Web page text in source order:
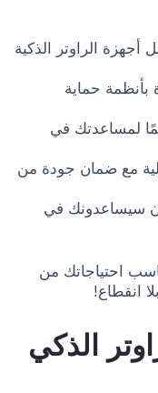
أجهزة الراوتر الذكية
بأنظمة حماية
لمساعدتك في
مع ضمان جودة من
سيساعدونك في
احتياجاتك من
انقطاع!
الذكي